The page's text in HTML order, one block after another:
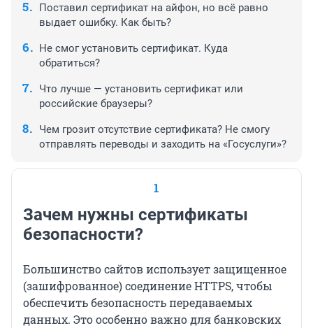
Поставил сертификат на айфон, но всё равно
выдает ошибку. Как быть?
Не смог установить сертификат. Куда
обратиться?
Что лучше — установить сертификат или
российские браузеры?
Чем грозит отсутствие сертификата? Не смогу
отправлять переводы и заходить на «Госуслуги»?
1
Зачем нужны сертификаты
безопасности?
Большинство сайтов использует защищенное
(зашифрованное) соединение HTTPS, чтобы
обеспечить безопасность передаваемых
данных. Это особенно важно для банковских